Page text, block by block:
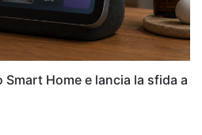
Home e lancia la sfida a